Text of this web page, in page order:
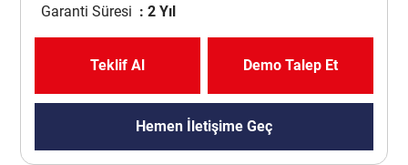
Garanti Süresi : 2 Yıl
Teklif Al Demo Talep Et
Hemen İletişime Geç